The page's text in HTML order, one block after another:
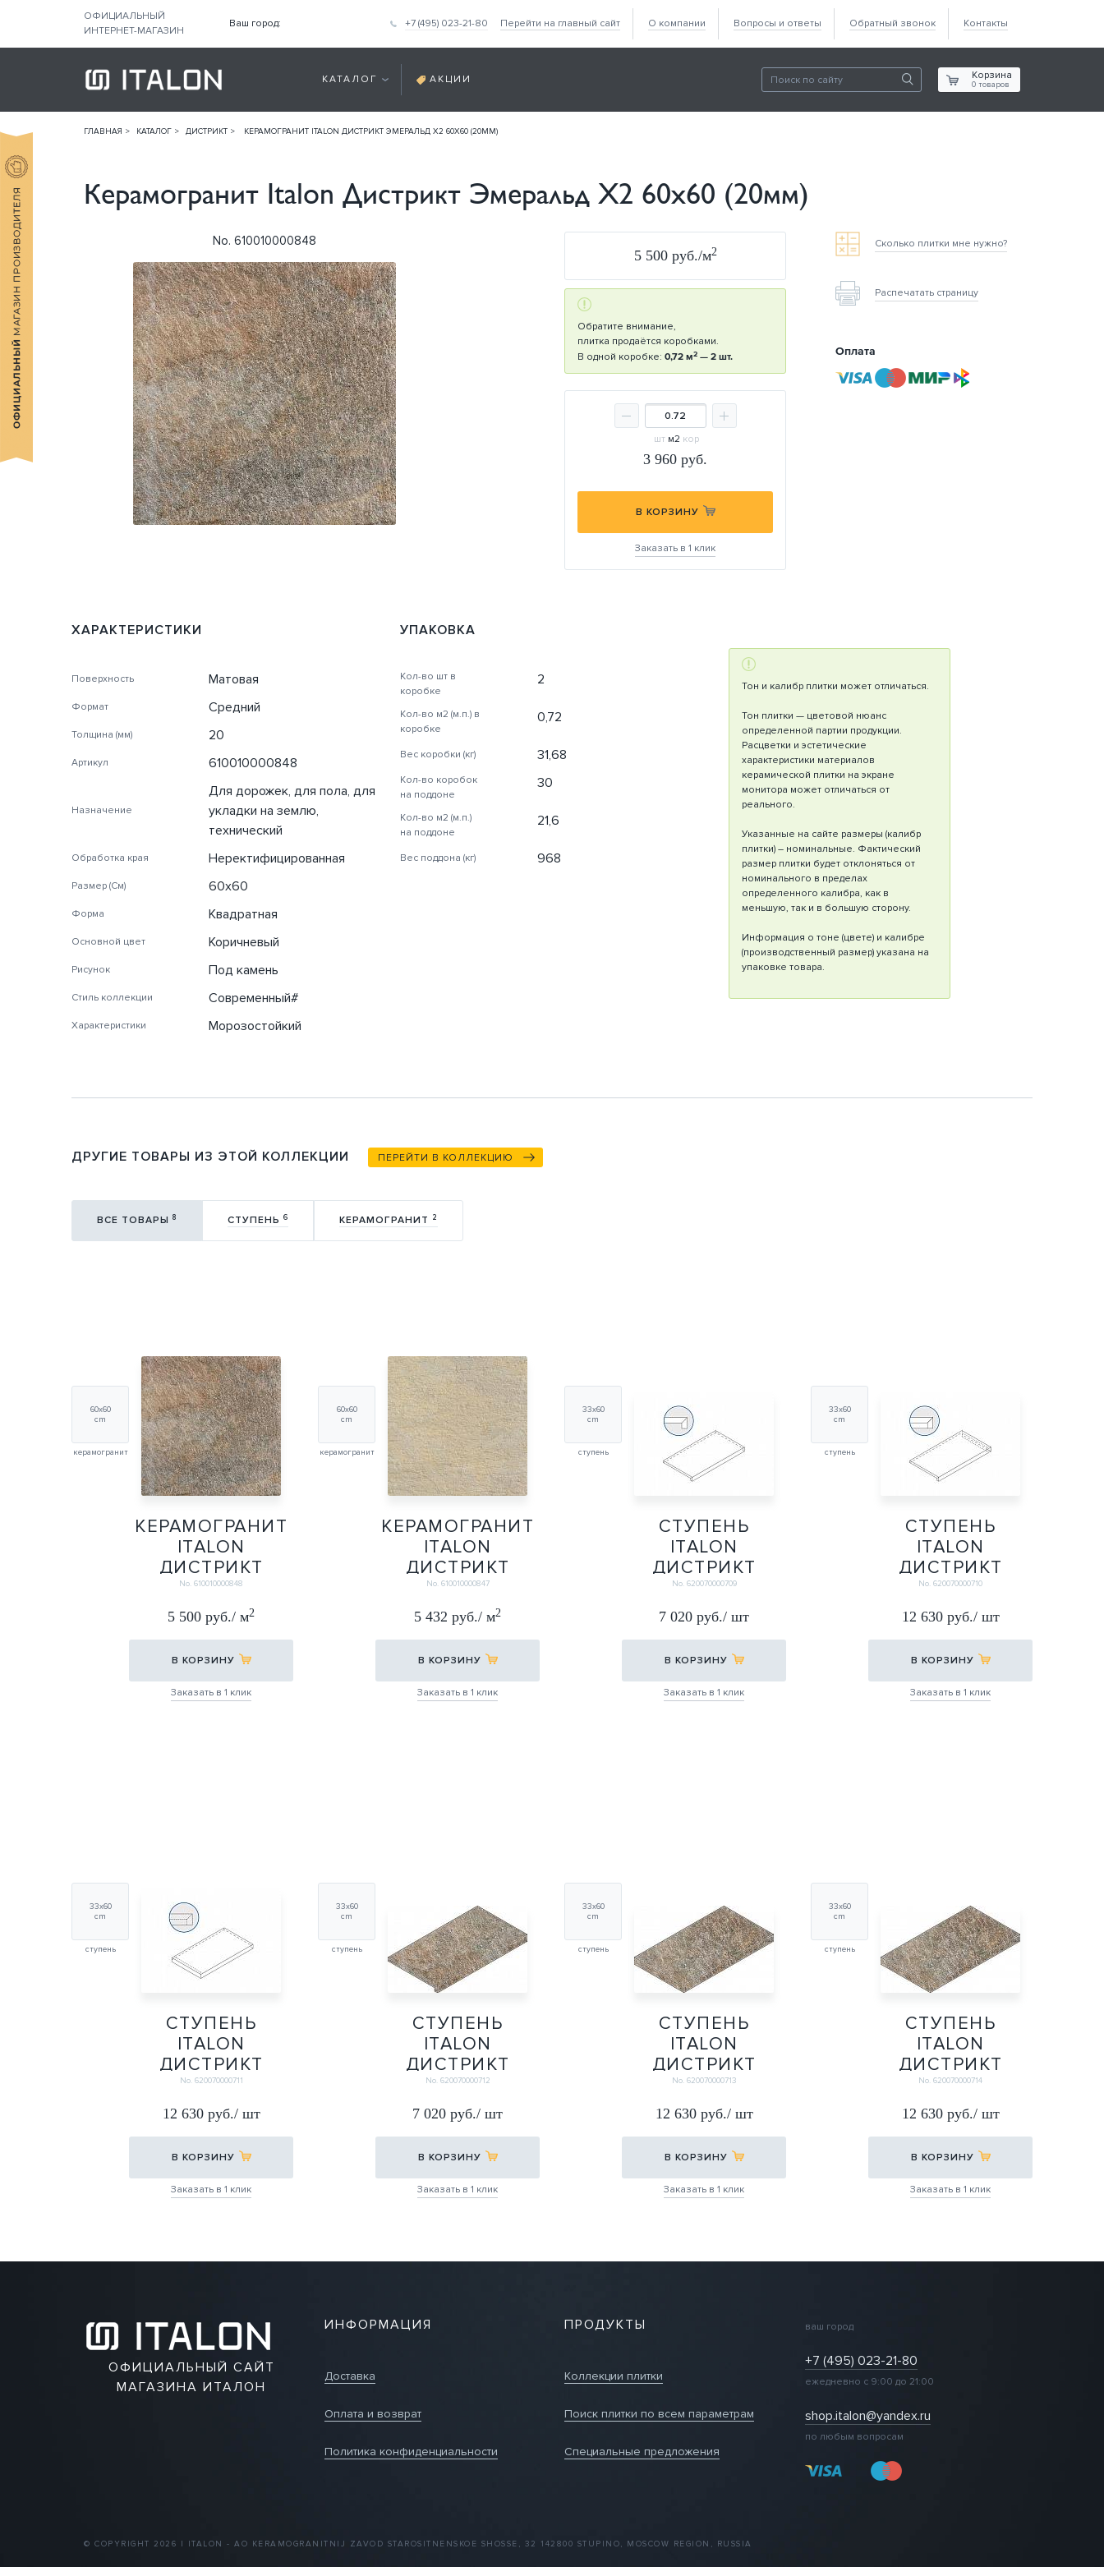
ОФИЦИАЛЬНЫЙ
ИНТЕРНЕТ-МАГАЗИН
Ваш город: +7 (495) 023-21-80 Перейти на главный сайт О компании Вопросы и ответы Обратный звонок Контакты
КАТАЛОГ АКЦИИ Корзина
0 товаров
ГЛАВНАЯ КАТАЛОГ ДИСТРИКТ КЕРАМОГРАНИТ ITALON ДИСТРИКТ ЭМЕРАЛЬД X2 60Х60 (20ММ)
Керамогранит Italon Дистрикт Эмеральд X2 60х60 (20мм)
No. 610010000848
5 500 руб./м2
Обратите внимание,
плитка продаётся коробками.
В одной коробке: 0,72 м2 — 2 шт.
шт м2 кор
3 960 руб.
В КОРЗИНУ
Заказать в 1 клик
Сколько плитки мне нужно?
Распечатать страницу
Оплата
ХАРАКТЕРИСТИКИ
Поверхность Матовая
Формат Средний
Толщина (мм) 20
Артикул 610010000848
Назначение
Для дорожек, для пола, для
укладки на землю,
технический
Обработка края Неректифицированная
Размер (См) 60х60
Форма Квадратная
Основной цвет Коричневый
Рисунок Под камень
Стиль коллекции Современный#
Характеристики Морозостойкий
УПАКОВКА
Кол-во шт в
коробке
2
Кол-во м2 (м.п.) в
коробке
0,72
Вес коробки (кг) 31,68
Кол-во коробок
на поддоне
30
Кол-во м2 (м.п.)
на поддоне
21,6
Вес поддона (кг) 968
Тон и калибр плитки может отличаться.
Тон плитки — цветовой нюанс
определенной партии продукции.
Расцветки и эстетические
характеристики материалов
керамической плитки на экране
монитора может отличаться от
реального.
Указанные на сайте размеры (калибр
плитки) – номинальные. Фактический
размер плитки будет отклоняться от
номинального в пределах
определенного калибра, как в
меньшую, так и в большую сторону.
Информация о тоне (цвете) и калибре
(производственный размер) указана на
упаковке товара.
ДРУГИЕ ТОВАРЫ ИЗ ЭТОЙ КОЛЛЕКЦИИ ПЕРЕЙТИ В КОЛЛЕКЦИЮ
ВСЕ ТОВАРЫ 8 СТУПЕНЬ 6 КЕРАМОГРАНИТ 2
60х60
cm
керамогранит
КЕРАМОГРАНИТ
ITALON
ДИСТРИКТ
ЭМЕРАЛЬД X2
60Х60 (20ММ)
60Х60
No. 610010000848
5 500 руб./ м2
В КОРЗИНУ
Заказать в 1 клик
60х60
cm
керамогранит
КЕРАМОГРАНИТ
ITALON
ДИСТРИКТ
СЭНД X2 60Х60
(20ММ)
60Х60
No. 610010000847
5 432 руб./ м2
В КОРЗИНУ
Заказать в 1 клик
33х60
cm
ступень
СТУПЕНЬ
ITALON
ДИСТРИКТ
СЭНД ФРОНТ.Х2
33*60
33Х60
No. 620070000709
7 020 руб./ шт
В КОРЗИНУ
Заказать в 1 клик
33х60
cm
ступень
СТУПЕНЬ
ITALON
ДИСТРИКТ
СЭНД
УГЛ.ПРАВАЯ Х2
33*60
33Х60
No. 620070000710
12 630 руб./ шт
В КОРЗИНУ
Заказать в 1 клик
33х60
cm
ступень
СТУПЕНЬ
ITALON
ДИСТРИКТ
СЭНД
УГЛ.ЛЕВАЯ Х2
33*60
33Х60
No. 620070000711
12 630 руб./ шт
В КОРЗИНУ
Заказать в 1 клик
33х60
cm
ступень
СТУПЕНЬ
ITALON
ДИСТРИКТ
ЭМЕРАЛЬД Х2
ФРОНТ. 33Х60
33Х60
No. 620070000712
7 020 руб./ шт
В КОРЗИНУ
Заказать в 1 клик
33х60
cm
ступень
СТУПЕНЬ
ITALON
ДИСТРИКТ
ЭМЕРАЛЬД Х2
УГЛ.ПРАВАЯ
33Х60
33Х60
No. 620070000713
12 630 руб./ шт
В КОРЗИНУ
Заказать в 1 клик
33х60
cm
ступень
СТУПЕНЬ
ITALON
ДИСТРИКТ
ЭМЕРАЛЬД Х2
УГЛ. ЛЕВАЯ
33Х60
33Х60
No. 620070000714
12 630 руб./ шт
В КОРЗИНУ
Заказать в 1 клик
ОФИЦИАЛЬНЫЙ САЙТ
МАГАЗИНА ИТАЛОН
ИНФОРМАЦИЯ
Доставка
Оплата и возврат
Политика конфиденциальности
ПРОДУКТЫ
Коллекции плитки
Поиск плитки по всем параметрам
Специальные предложения
ваш город
+7 (495) 023-21-80
ежедневно с 9:00 до 21:00
shop.italon@yandex.ru
по любым вопросам
© COPYRIGHT 2026 | ITALON - AO KERAMOGRANITNIJ ZAVOD STAROSITNENSKOE SHOSSE, 32 142800 STUPINO, MOSCOW REGION, RUSSIA